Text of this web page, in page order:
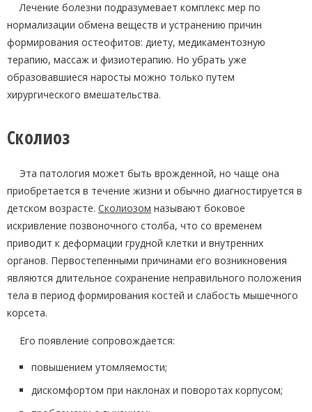
Лечение болезни подразумевает комплекс мер по
нормализации обмена веществ и устранению причин
формирования остеофитов: диету, медикаментозную
терапию, массаж и физиотерапию. Но убрать уже
образовавшиеся наросты можно только путем
хирургического вмешательства.
Сколиоз
Эта патология может быть врожденной, но чаще она
приобретается в течение жизни и обычно диагностируется в
детском возрасте. Сколиозом называют боковое
искривление позвоночного столба, что со временем
приводит к деформации грудной клетки и внутренних
органов. Первостепенными причинами его возникновения
являются длительное сохранение неправильного положения
тела в период формирования костей и слабость мышечного
корсета.
Его появление сопровождается:
повышением утомляемости;
дискомфортом при наклонах и поворотах корпусом;